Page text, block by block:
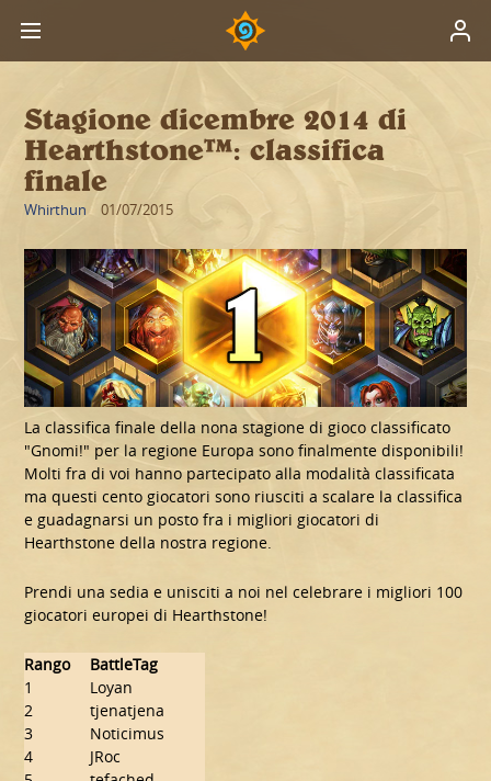
Stagione dicembre 2014 di
Hearthstone™: classifica
finale
Whirthun 01/07/2015
La classifica finale della nona stagione di gioco classificato
"Gnomi!" per la regione Europa sono finalmente disponibili!
Molti fra di voi hanno partecipato alla modalità classificata
ma questi cento giocatori sono riusciti a scalare la classifica
e guadagnarsi un posto fra i migliori giocatori di
Hearthstone della nostra regione.
Prendi una sedia e unisciti a noi nel celebrare i migliori 100
giocatori europei di Hearthstone!
Rango
BattleTag
1
Loyan
2
tjenatjena
3
Noticimus
4
JRoc